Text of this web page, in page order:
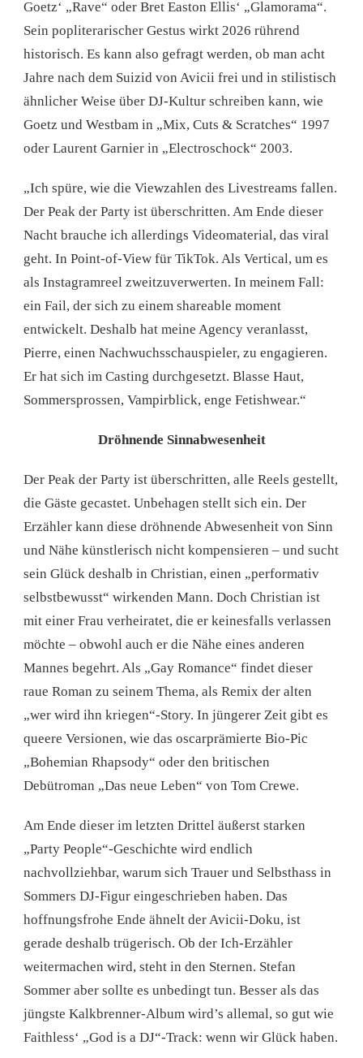
Goetz‘ „Rave“ oder Bret Easton Ellis‘ „Glamorama“.
Sein popliterarischer Gestus wirkt 2026 rührend
historisch. Es kann also gefragt werden, ob man acht
Jahre nach dem Suizid von Avicii frei und in stilistisch
ähnlicher Weise über DJ-Kultur schreiben kann, wie
Goetz und Westbam in „Mix, Cuts & Scratches“ 1997
oder Laurent Garnier in „Electroschock“ 2003.
„Ich spüre, wie die Viewzahlen des Livestreams fallen.
Der Peak der Party ist überschritten. Am Ende dieser
Nacht brauche ich allerdings Videomaterial, das viral
geht. In Point-of-View für TikTok. Als Vertical, um es
als Instagramreel zweitzuverwerten. In meinem Fall:
ein Fail, der sich zu einem shareable moment
entwickelt. Deshalb hat meine Agency veranlasst,
Pierre, einen Nachwuchsschauspieler, zu engagieren.
Er hat sich im Casting durchgesetzt. Blasse Haut,
Sommersprossen, Vampirblick, enge Fetishwear.“
Dröhnende Sinnabwesenheit
Der Peak der Party ist überschritten, alle Reels gestellt,
die Gäste gecastet. Unbehagen stellt sich ein. Der
Erzähler kann diese dröhnende Abwesenheit von Sinn
und Nähe künstlerisch nicht kompensieren – und sucht
sein Glück deshalb in Christian, einen „performativ
selbstbewusst“ wirkenden Mann. Doch Christian ist
mit einer Frau verheiratet, die er keinesfalls verlassen
möchte – obwohl auch er die Nähe eines anderen
Mannes begehrt. Als „Gay Romance“ findet dieser
raue Roman zu seinem Thema, als Remix der alten
„wer wird ihn kriegen“-Story. In jüngerer Zeit gibt es
queere Versionen, wie das oscarprämierte Bio-Pic
„Bohemian Rhapsody“ oder den britischen
Debütroman „Das neue Leben“ von Tom Crewe.
Am Ende dieser im letzten Drittel äußerst starken
„Party People“-Geschichte wird endlich
nachvollziehbar, warum sich Trauer und Selbsthass in
Sommers DJ-Figur eingeschrieben haben. Das
hoffnungsfrohe Ende ähnelt der Avicii-Doku, ist
gerade deshalb trügerisch. Ob der Ich-Erzähler
weitermachen wird, steht in den Sternen. Stefan
Sommer aber sollte es unbedingt tun. Besser als das
jüngste Kalkbrenner-Album wird’s allemal, so gut wie
Faithless‘ „God is a DJ“-Track: wenn wir Glück haben.